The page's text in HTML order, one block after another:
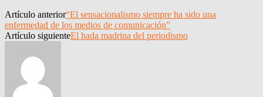
Artículo anterior“El sensacionalismo siempre ha sido una
enfermedad de los medios de comunicación”
Artículo siguienteEl hada madrina del periodismo